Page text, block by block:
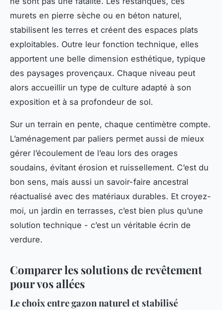
murets en pierre sèche ou en béton naturel,
stabilisent les terres et créent des espaces plats
exploitables. Outre leur fonction technique, elles
apportent une belle dimension esthétique, typique
des paysages provençaux. Chaque niveau peut
alors accueillir un type de culture adapté à son
exposition et à sa profondeur de sol.
Sur un terrain en pente, chaque centimètre compte.
L’aménagement par paliers permet aussi de mieux
gérer l’écoulement de l’eau lors des orages
soudains, évitant érosion et ruissellement. C’est du
bon sens, mais aussi un savoir-faire ancestral
réactualisé avec des matériaux durables. Et croyez-
moi, un jardin en terrasses, c’est bien plus qu’une
solution technique - c’est un véritable écrin de
verdure.
Comparer les solutions de revêtement
pour vos allées
Le choix entre gazon naturel et stabilisé